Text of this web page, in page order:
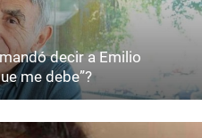
decir a Emilio
me debe”?